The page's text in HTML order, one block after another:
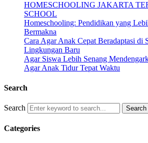
HOMESCHOOLING JAKARTA
SCHOOL
Homeschooling: Pendidikan yang
Bermakna
Cara Agar Anak Cepat Beradaptasi di
Lingkungan Baru
Agar Siswa Lebih Senang
Agar Anak Tidur Tepat Waktu
Search
Search
Categories